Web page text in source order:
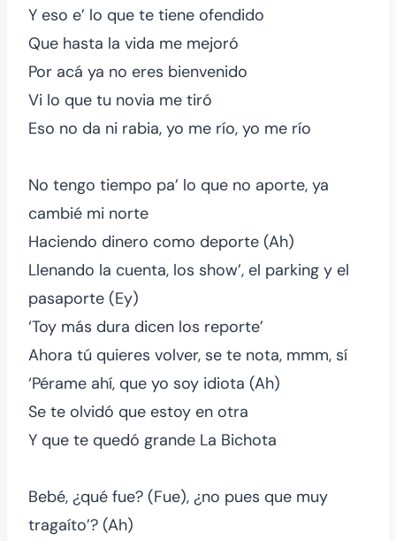
Y eso e’ lo que te tiene ofendido
Que hasta la vida me mejoró
Por acá ya no eres bienvenido
Vi lo que tu novia me tiró
Eso no da ni rabia, yo me río, yo me río
No tengo tiempo pa’ lo que no aporte, ya
cambié mi norte
Haciendo dinero como deporte (Ah)
Llenando la cuenta, los show’, el parking y el
pasaporte (Ey)
‘Toy más dura dicen los reporte’
Ahora tú quieres volver, se te nota, mmm, sí
‘Pérame ahí, que yo soy idiota (Ah)
Se te olvidó que estoy en otra
Y que te quedó grande La Bichota
Bebé, ¿qué fue? (Fue), ¿no pues que muy
tragaíto’? (Ah)